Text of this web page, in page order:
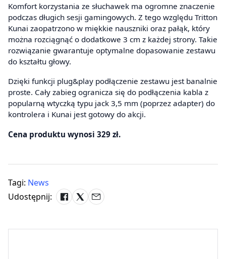
Komfort korzystania ze słuchawek ma ogromne znaczenie
podczas długich sesji gamingowych. Z tego względu Tritton
Kunai zaopatrzono w miękkie nauszniki oraz pałąk, który
można rozciągnąć o dodatkowe 3 cm z każdej strony. Takie
rozwiązanie gwarantuje optymalne dopasowanie zestawu
do kształtu głowy.
Dzięki funkcji plug&play podłączenie zestawu jest banalnie
proste. Cały zabieg ogranicza się do podłączenia kabla z
popularną wtyczką typu jack 3,5 mm (poprzez adapter) do
kontrolera i Kunai jest gotowy do akcji.
Cena produktu wynosi 329 zł.
Tagi: News
Udostępnij: